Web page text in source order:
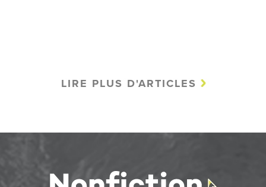
LIRE PLUS D'ARTICLES